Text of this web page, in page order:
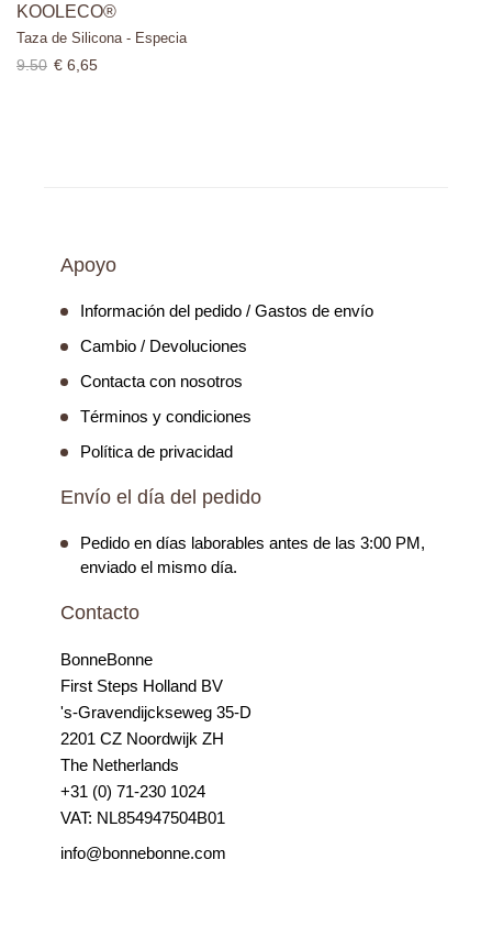
KOOLECO®
Taza de Silicona - Especia
9.50 € 6,65
Apoyo
Información del pedido / Gastos de envío
Cambio / Devoluciones
Contacta con nosotros
Términos y condiciones
Política de privacidad
Envío el día del pedido
Pedido en días laborables antes de las 3:00 PM,
enviado el mismo día.
Contacto
BonneBonne
First Steps Holland BV
's-Gravendijckseweg 35-D
2201 CZ Noordwijk ZH
The Netherlands
+31 (0) 71-230 1024
VAT: NL854947504B01
info@bonnebonne.com